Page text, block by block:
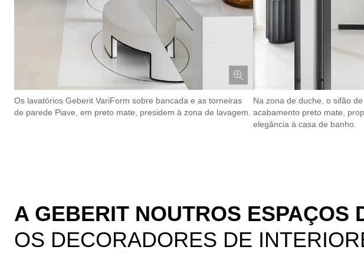
Os lavatórios Geberit VariForm sobre bancada e as torneiras
de parede Piave, em preto mate, presidem à zona de lavagem.
Na zona de duche, o sifão
acabamento preto mate,
elegância à casa de banho.
A GEBERIT NOUTROS ESPAÇOS
OS DECORADORES DE